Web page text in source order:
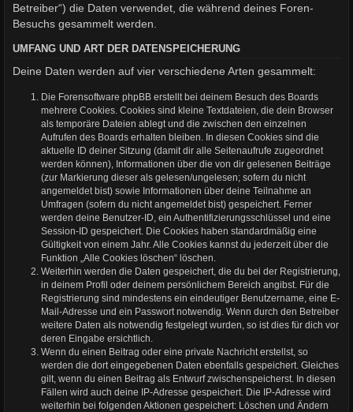
Betreiber“) die Daten verwendet, die während deines Foren-
Besuchs gesammelt werden.
UMFANG UND ART DER DATENSPEICHERUNG
Deine Daten werden auf vier verschiedene Arten gesammelt:
Die Forensoftware phpBB erstellt bei deinem Besuch des Boards
mehrere Cookies. Cookies sind kleine Textdateien, die dein Browser
als temporäre Dateien ablegt und die zwischen den einzelnen
Aufrufen des Boards erhalten bleiben. In diesen Cookies sind die
aktuelle ID deiner Sitzung (damit dir alle Seitenaufrufe zugeordnet
werden können), Informationen über die von dir gelesenen Beiträge
(zur Markierung dieser als gelesen/ungelesen; sofern du nicht
angemeldet bist) sowie Informationen über deine Teilnahme an
Umfragen (sofern du nicht angemeldet bist) gespeichert. Ferner
werden deine Benutzer-ID, ein Authentifizierungsschlüssel und eine
Session-ID gespeichert. Die Cookies haben standardmäßig eine
Gültigkeit von einem Jahr. Alle Cookies kannst du jederzeit über die
Funktion „Alle Cookies löschen“ löschen.
Weiterhin werden die Daten gespeichert, die du bei der Registrierung,
in deinem Profil oder deinem persönlichem Bereich angibst. Für die
Registrierung sind mindestens ein eindeutiger Benutzername, eine E-
Mail-Adresse und ein Passwort notwendig. Wenn durch den Betreiber
weitere Daten als notwendig festgelegt wurden, so ist dies für dich vor
deren Eingabe ersichtlich.
Wenn du einen Beitrag oder eine private Nachricht erstellst, so
werden die dort eingegebenen Daten ebenfalls gespeichert. Gleiches
gilt, wenn du einen Beitrag als Entwurf zwischenspeicherst. In diesen
Fällen wird auch deine IP-Adresse gespeichert. Die IP-Adresse wird
weiterhin bei folgenden Aktionen gespeichert: Löschen und Ändern